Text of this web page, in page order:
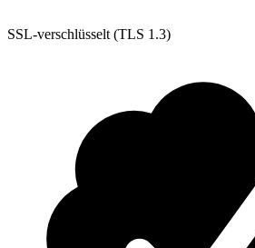
SSL-verschlüsselt (TLS 1.3)